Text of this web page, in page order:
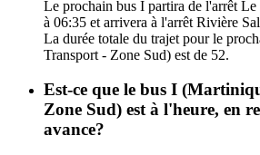
Le prochain bus I partira de l'arrêt
à 06:35 et arrivera à l'arrêt Rivière
La durée totale du trajet pour le
Transport - Zone Sud) est de 52.
Est-ce que le bus I
Zone Sud) est à l'heure, en
avance?